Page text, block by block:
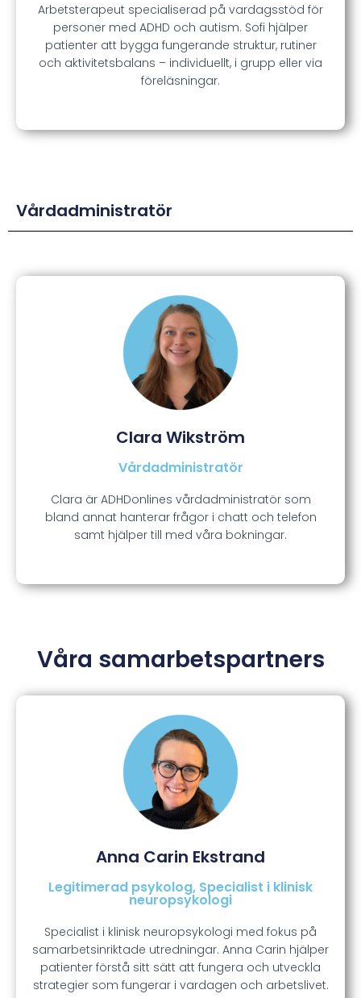
Arbetsterapeut specialiserad på vardagsstöd för
personer med ADHD och autism. Sofi hjälper
patienter att bygga fungerande struktur, rutiner
och aktivitetsbalans – individuellt, i grupp eller via
föreläsningar.
Vårdadministratör
Clara Wikström
Vårdadministratör
Clara är ADHDonlines vårdadministratör som
bland annat hanterar frågor i chatt och telefon
samt hjälper till med våra bokningar.
Våra samarbetspartners
Anna Carin Ekstrand
Legitimerad psykolog, Specialist i klinisk
neuropsykologi
Specialist i klinisk neuropsykologi med fokus på
samarbetsinriktade utredningar. Anna Carin hjälper
patienter förstå sitt sätt att fungera och utveckla
strategier som fungerar i vardagen och arbetslivet.